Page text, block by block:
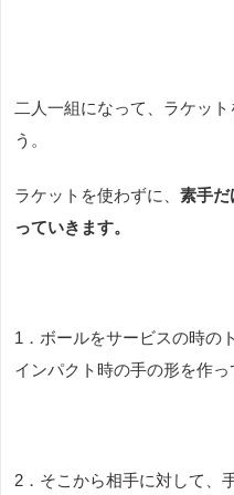
二人一組になって、ラケッ
う。
ラケットを使わずに、 素手だ
っていきます。
1．ボールをサービスの時の
インパクト時の手の形を作っ
2．そこから相手に対して、